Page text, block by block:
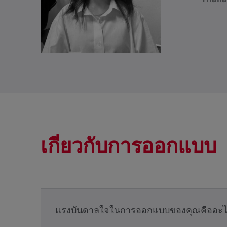
เกี่ยวกับการออกแบบ
แรงบันดาลใจในการออกแบบของคุณคืออะ